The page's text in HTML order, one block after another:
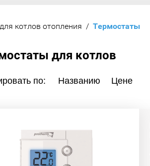
котлов отопления /
  Термостаты
для котлов
по: Названию Цене